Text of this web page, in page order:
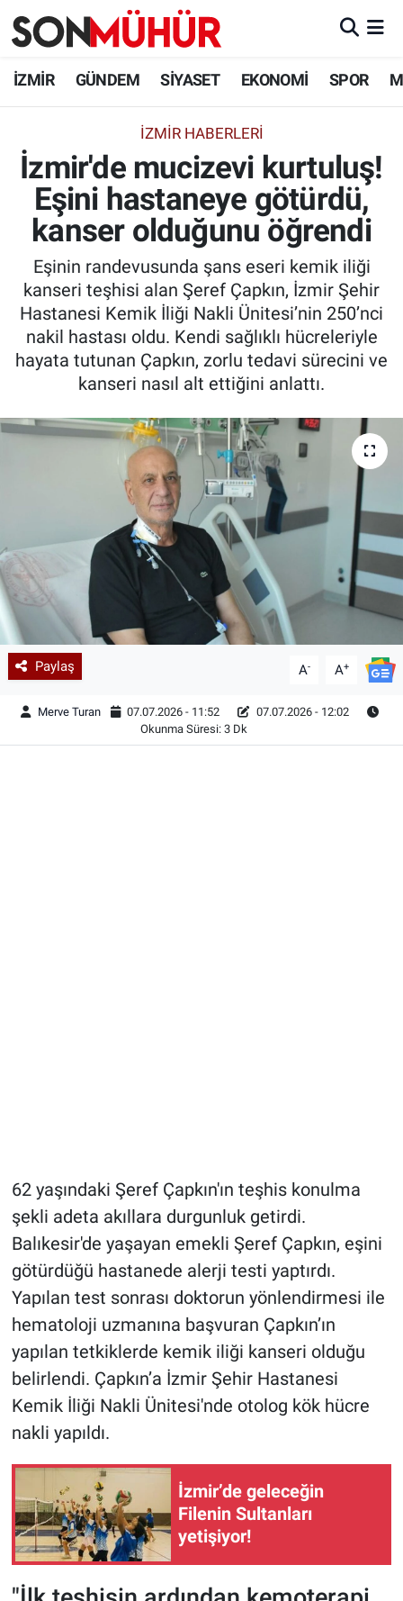
İZMİR GÜNDEM SİYASET EKONOMİ SPOR
İZMIR HABERLERI
İzmir'de mucizevi kurtuluş!
Eşini hastaneye götürdü,
kanser olduğunu öğrendi
Eşinin randevusunda şans eseri kemik iliği
kanseri teşhisi alan Şeref Çapkın, İzmir Şehir
Hastanesi Kemik İliği Nakli Ünitesi’nin 250’nci
nakil hastası oldu. Kendi sağlıklı hücreleriyle
hayata tutunan Çapkın, zorlu tedavi sürecini ve
kanseri nasıl alt ettiğini anlattı.
Paylaş A- A+
Merve Turan 07.07.2026 - 11:52
07.07.2026 - 12:02
Okunma Süresi: 3 Dk
62 yaşındaki Şeref Çapkın'ın teşhis konulma
şekli adeta akıllara durgunluk getirdi.
Balıkesir'de yaşayan emekli Şeref Çapkın, eşini
götürdüğü hastanede alerji testi yaptırdı.
Yapılan test sonrası doktorun yönlendirmesi ile
hematoloji uzmanına başvuran Çapkın’ın
yapılan tetkiklerde kemik iliği kanseri olduğu
belirlendi. Çapkın’a İzmir Şehir Hastanesi
Kemik İliği Nakli Ünitesi'nde otolog kök hücre
nakli yapıldı.
İzmir’de geleceğin
Filenin Sultanları
yetişiyor!
İzmir Nöbetçi Eczaneler
İzmir Namaz Vakitleri
İzmir Trafik Yoğunluk Haritası
Süper Lig Puan Durumu ve Fikstür
Tüm Manşetler
Son Dakika Haberleri
Haber Arşivi